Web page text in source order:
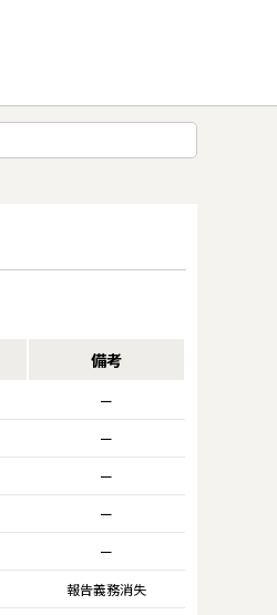
備考
ー
ー
ー
ー
ー
報告義務消失